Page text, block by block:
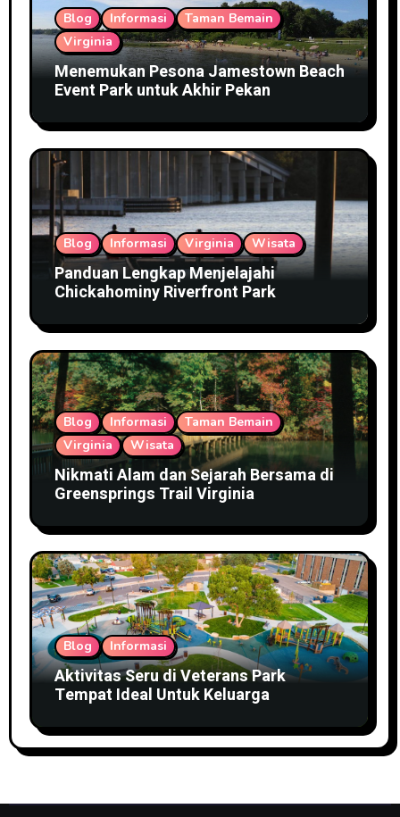
Blog Informasi
Taman Bemain
Virginia
Menemukan Pesona Jamestown Beach
Event Park untuk Akhir Pekan
Blog Informasi Virginia Wisata
Panduan Lengkap Menjelajahi
Chickahominy Riverfront Park
Blog Informasi
Taman Bemain
Virginia
Wisata
Nikmati Alam dan Sejarah Bersama di
Greensprings Trail Virginia
Blog Informasi
Aktivitas Seru di Veterans Park
Tempat Ideal Untuk Keluarga